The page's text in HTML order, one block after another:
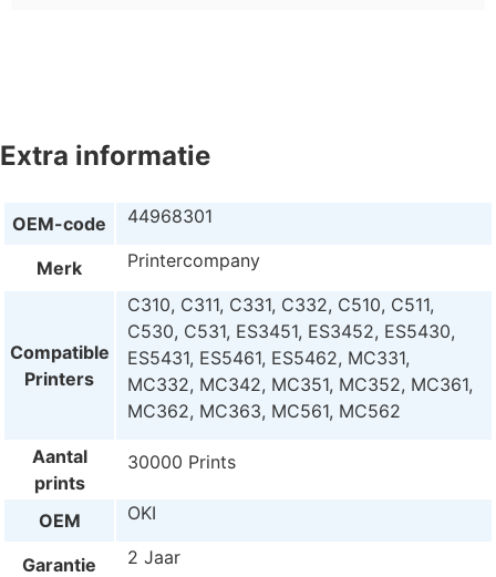
Extra informatie
OEM-code 44968301
Merk Printercompany
Compatible
Printers
C310, C311, C331, C332, C510, C511,
C530, C531, ES3451, ES3452, ES5430,
ES5431, ES5461, ES5462, MC331,
MC332, MC342, MC351, MC352, MC361,
MC362, MC363, MC561, MC562
Aantal
prints
30000 Prints
OEM OKI
Garantie 2 Jaar